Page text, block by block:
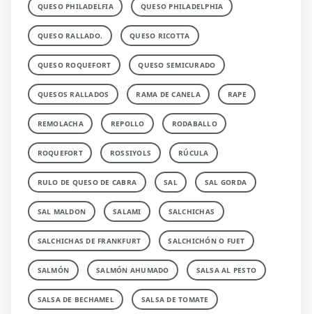
QUESO PHILADELFIA QUESO PHILADELPHIA
QUESO RALLADO. QUESO RICOTTA
QUESO ROQUEFORT QUESO SEMICURADO
QUESOS RALLADOS RAMA DE CANELA RAPE
REMOLACHA REPOLLO RODABALLO
ROQUEFORT ROSSIYOLS RÚCULA
RULO DE QUESO DE CABRA SAL SAL GORDA
SAL MALDON SALAMI SALCHICHAS
SALCHICHAS DE FRANKFURT SALCHICHÓN O FUET
SALMÓN SALMÓN AHUMADO SALSA AL PESTO
SALSA DE BECHAMEL SALSA DE TOMATE